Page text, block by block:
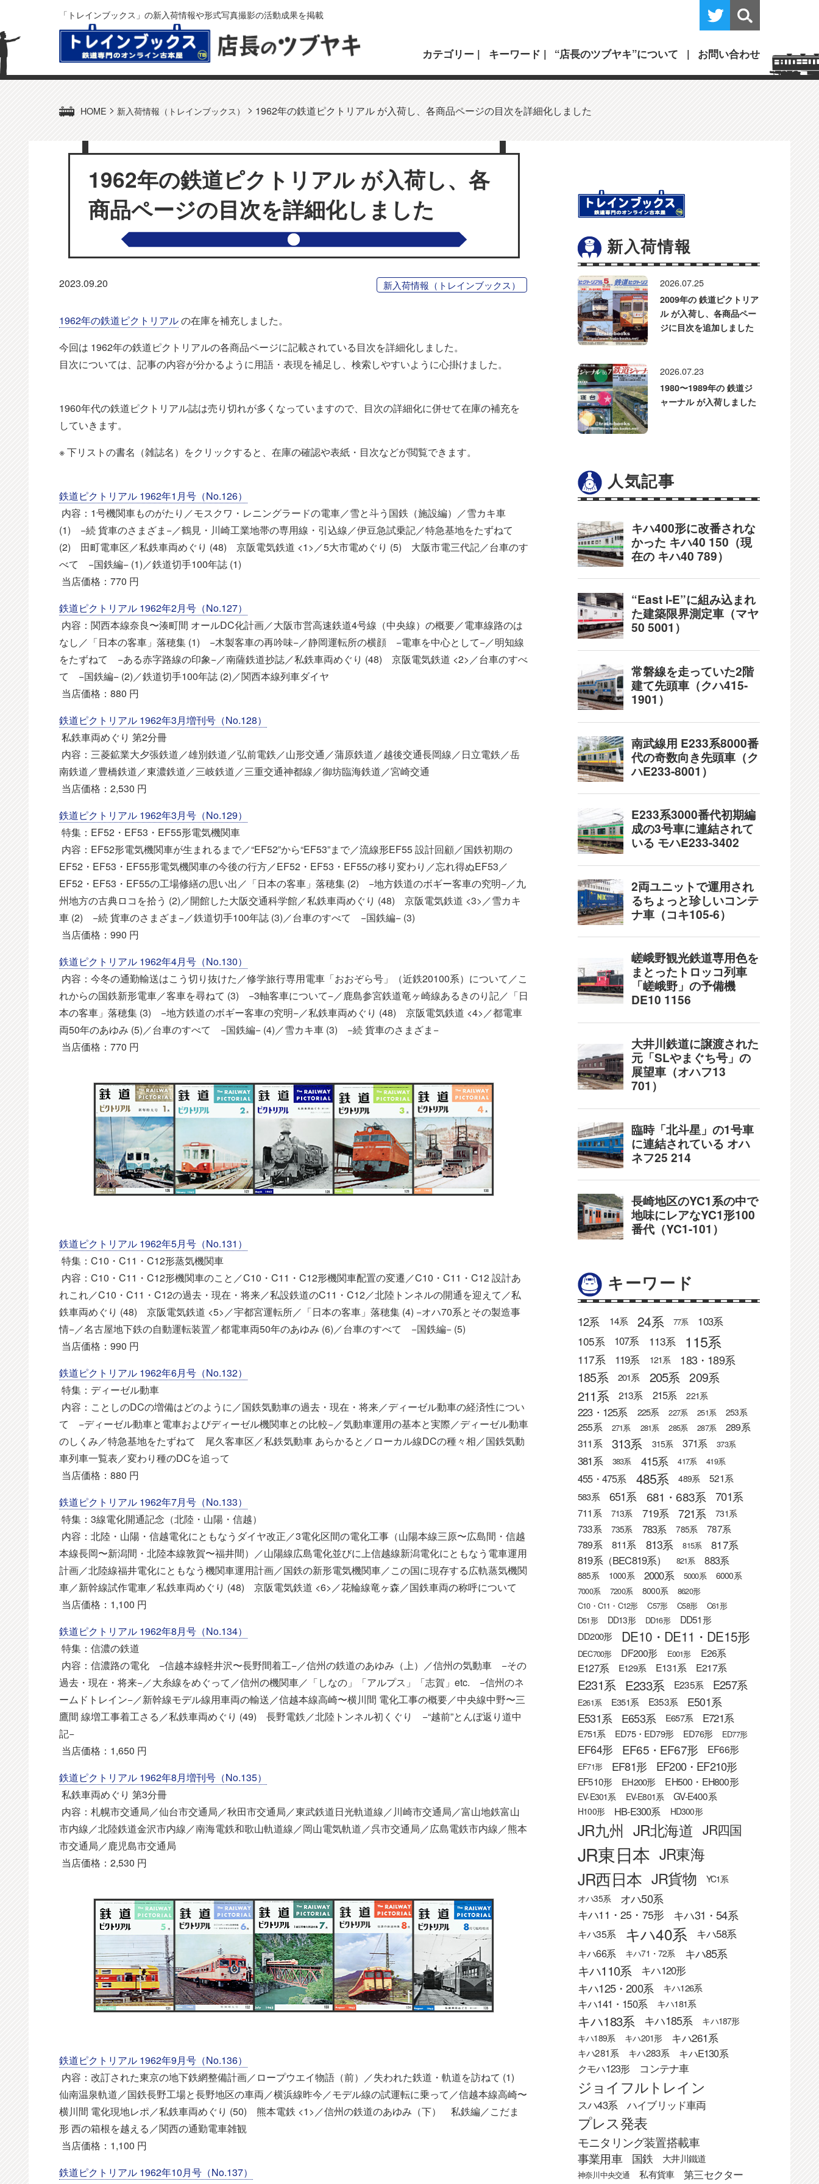
「トレインブックス」の新入荷情報や形式写真撮影の活動成果を掲載
カテゴリー キーワード “店長のツブヤキ”について お問い合わせ
HOME > 新入荷情報（トレインブックス） > 1962年の鉄道ピクトリアル が入荷し、各商品ページの目次を詳細化しました
1962年の鉄道ピクトリアル が入荷し、各
商品ページの目次を詳細化しました
2023.09.20 新入荷情報（トレインブックス）
1962年の鉄道ピクトリアルの在庫を補充しました。
今回は 1962年の鉄道ピクトリアルの各商品ページに記載されている目次を詳細化しました。
目次については、記事の内容が分かるように用語・表現を補足し、検索しやすいように心掛けました。
1960年代の鉄道ピクトリアル誌は売り切れが多くなっていますので、目次の詳細化に併せて在庫の補充を
していきます。
※ 下リストの書名（雑誌名）をクリックすると、在庫の確認や表紙・目次などが閲覧できます。
鉄道ピクトリアル 1962年1月号（No.126）
内容：1号機関車ものがたり／モスクワ・レニングラードの電車／雪と斗う国鉄（施設編）／雪カキ車
(1) −続 貨車のさまざま−／鶴見・川崎工業地帯の専用線・引込線／伊豆急試乗記／特急基地をたずねて
(2) 田町電車区／私鉄車両めぐり (48) 京阪電気鉄道 <1>／5大市電めぐり (5) 大阪市電三代記／台車のす
べて −国鉄編− (1)／鉄道切手100年誌 (1)
当店価格：770 円
鉄道ピクトリアル 1962年2月号（No.127）
内容：関西本線奈良〜湊町間 オールDC化計画／大阪市営高速鉄道4号線（中央線）の概要／電車線路のは
なし／「日本の客車」落穂集 (1) −木製客車の再吟味−／静岡運転所の横顔 −電車を中心として−／明知線
をたずねて −ある赤字路線の印象−／南薩鉄道抄誌／私鉄車両めぐり (48) 京阪電気鉄道 <2>／台車のすべ
て −国鉄編− (2)／鉄道切手100年誌 (2)／関西本線列車ダイヤ
当店価格：880 円
鉄道ピクトリアル 1962年3月増刊号（No.128）
私鉄車両めぐり 第2分冊
内容：三菱鉱業大夕張鉄道／雄別鉄道／弘前電鉄／山形交通／蒲原鉄道／越後交通長岡線／日立電鉄／岳
南鉄道／豊橋鉄道／東濃鉄道／三岐鉄道／三重交通神都線／御坊臨海鉄道／宮崎交通
当店価格：2,530 円
鉄道ピクトリアル 1962年3月号（No.129）
特集：EF52・EF53・EF55形電気機関車
内容：EF52形電気機関車が生まれるまで／“EF52”から“EF53”まで／流線形EF55 設計回顧／国鉄初期の
EF52・EF53・EF55形電気機関車の今後の行方／EF52・EF53・EF55の移り変わり／忘れ得ぬEF53／
EF52・EF53・EF55の工場修繕の思い出／「日本の客車」落穂集 (2) −地方鉄道のボギー客車の究明−／九
州地方の古典ロコを拾う (2)／開館した大阪交通科学館／私鉄車両めぐり (48) 京阪電気鉄道 <3>／雪カキ
車 (2) −続 貨車のさまざま−／鉄道切手100年誌 (3)／台車のすべて −国鉄編− (3)
当店価格：990 円
鉄道ピクトリアル 1962年4月号（No.130）
内容：今冬の通勤輸送はこう切り抜けた／修学旅行専用電車「おおぞら号」（近鉄20100系）について／こ
れからの国鉄新形電車／客車を尋ねて (3) −3軸客車について−／鹿島参宮鉄道竜ヶ崎線あるきのり記／「日
本の客車」落穂集 (3) −地方鉄道のボギー客車の究明−／私鉄車両めぐり (48) 京阪電気鉄道 <4>／都電車
両50年のあゆみ (5)／台車のすべて −国鉄編− (4)／雪カキ車 (3) −続 貨車のさまざま−
当店価格：770 円
鉄道ピクトリアル 1962年5月号（No.131）
特集：C10・C11・C12形蒸気機関車
内容：C10・C11・C12形機関車のこと／C10・C11・C12形機関車配置の変遷／C10・C11・C12 設計あ
れこれ／C10・C11・C12の過去・現在・将来／私設鉄道のC11・C12／北陸トンネルの開通を迎えて／私
鉄車両めぐり (48) 京阪電気鉄道 <5>／宇都宮運転所／「日本の客車」落穂集 (4) −オハ70系とその製造事
情−／名古屋地下鉄の自動運転装置／都電車両50年のあゆみ (6)／台車のすべて −国鉄編− (5)
当店価格：990 円
鉄道ピクトリアル 1962年6月号（No.132）
特集：ディーゼル動車
内容：ことしのDCの増備はどのように／国鉄気動車の過去・現在・将来／ディーゼル動車の経済性につい
て −ディーゼル動車と電車およびディーゼル機関車との比較−／気動車運用の基本と実際／ディーゼル動車
のしくみ／特急基地をたずねて 尾久客車区／私鉄気動車 あらかると／ローカル線DCの種々相／国鉄気動
車列車一覧表／変わり種のDCを追って
当店価格：880 円
鉄道ピクトリアル 1962年7月号（No.133）
特集：3線電化開通記念（北陸・山陽・信越）
内容：北陸・山陽・信越電化にともなうダイヤ改正／3電化区間の電化工事（山陽本線三原〜広島間・信越
本線長岡〜新潟間・北陸本線敦賀〜福井間）／山陽線広島電化並びに上信越線新潟電化にともなう電車運用
計画／北陸線福井電化にともなう機関車運用計画／国鉄の新形電気機関車／この国に現存する広軌蒸気機関
車／新幹線試作電車／私鉄車両めぐり (48) 京阪電気鉄道 <6>／花輪線竜ヶ森／国鉄車両の称呼について
当店価格：1,100 円
鉄道ピクトリアル 1962年8月号（No.134）
特集：信濃の鉄道
内容：信濃路の電化 −信越本線軽井沢〜長野間着工−／信州の鉄道のあゆみ（上）／信州の気動車 −その
過去・現在・将来−／大糸線をめぐって／信州の機関車／「しなの」「アルプス」「志賀」etc. −信州のネ
ームドトレイン−／新幹線モデル線用車両の輸送／信越本線高崎〜横川間 電化工事の概要／中央線中野〜三
鷹間 線増工事着工さる／私鉄車両めぐり (49) 長野電鉄／北陸トンネル初くぐり −“越前”とんぼ返り道中
記−
当店価格：1,650 円
鉄道ピクトリアル 1962年8月増刊号（No.135）
私鉄車両めぐり 第3分冊
内容：札幌市交通局／仙台市交通局／秋田市交通局／東武鉄道日光軌道線／川崎市交通局／富山地鉄富山
市内線／北陸鉄道金沢市内線／南海電鉄和歌山軌道線／岡山電気軌道／呉市交通局／広島電鉄市内線／熊本
市交通局／鹿児島市交通局
当店価格：2,530 円
鉄道ピクトリアル 1962年9月号（No.136）
内容：改訂された東京の地下鉄網整備計画／ロープウエイ物語（前）／失われた鉄道・軌道を訪ねて (1)
仙南温泉軌道／国鉄長野工場と長野地区の車両／横浜線昨今／モデル線の試運転に乗って／信越本線高崎〜
横川間 電化現地レポ／私鉄車両めぐり (50) 熊本電鉄 <1>／信州の鉄道のあゆみ（下） 私鉄編／こだま
形 西の箱根を越える／関西の通勤電車雑観
当店価格：1,100 円
鉄道ピクトリアル 1962年10月号（No.137）
新入荷情報
2026.07.25
2009年の 鉄道ピクトリア
ル が入荷し、各商品ペー
ジに目次を追加しました
2026.07.23
1980〜1989年の 鉄道ジ
ャーナル が入荷しました
人気記事
キーワード
12系 14系 24系 77系 103系
105系 107系 113系 115系
117系 119系 121系 183・189系
185系 201系 205系 209系
211系 213系 215系 221系
223・125系 225系 227系 251系 253系
255系 271系 281系 285系 287系
289系
311系
313系 315系 371系 373系
381系 383系 415系 417系 419系
455・475系 485系 489系 521系
583系 651系 681・683系 701系
711系 713系 719系 721系 731系
733系 735系 783系 785系 787系
789系 811系 813系 815系 817系
819系（BEC819系） 821系 883系
885系 1000系 2000系 5000系 6000系
7000系 7200系 8000系
8620形
C10・C11・C12形
C57形 C58形
C61形
D51形
DD13形 DD16形 DD51形
DD200形 DE10・DE11・DE15形
DEC700形 DF200形 E001形 E26系
E127系 E129系 E131系 E217系
E231系 E233系 E235系 E257系
E261系 E351系 E353系 E501系
E531系 E653系 E657系 E721系
E751系 ED75・ED79形 ED76形 ED77形
EF64形 EF65・EF67形 EF66形
EF71形 EF81形 EF200・EF210形
EF510形 EH200形 EH500・EH800形
EV-E301系 EV-E801系 GV-E400系
H100形 HB-E300系 HD300形
JR九州 JR北海道 JR四国
JR東日本 JR東海
JR西日本 JR貨物
YC1系
オハ35系
オハ50系
キハ11・25・75形 キハ31・54系
キハ35系 キハ40系
キハ58系
キハ66系
キハ71・72系 キハ85系
キハ110系 キハ120形
キハ125・200系 キハ126系
キハ141・150系 キハ181系
キハ183系 キハ185系
キハ187形
キハ189系
キハ201形 キハ261系
キハ281系 キハ283系
キハE130系
クモハ123形
コンテナ車
ジョイフルトレイン
スハ43系 ハイブリッド車両
プレス発表
モニタリング装置搭載車
事業用車 国鉄 大井川鐵道
神奈川中央交通 私有貨車
第三セクター